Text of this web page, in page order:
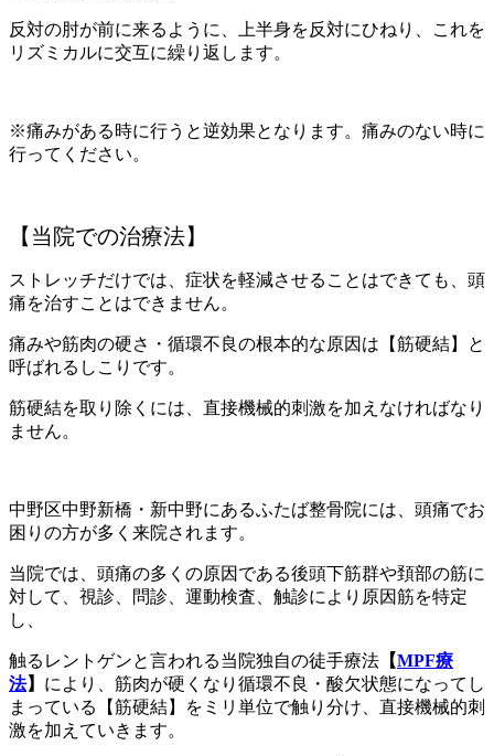
反対の肘が前に来るように、上半身を反対にひねり、これを
リズミカルに交互に繰り返します。
※痛みがある時に行うと逆効果となります。痛みのない時に
行ってください。
【当院での治療法】
ストレッチだけでは、症状を軽減させることはできても、頭
痛を治すことはできません。
痛みや筋肉の硬さ・循環不良の根本的な原因は【筋硬結】と
呼ばれるしこりです。
筋硬結を取り除くには、直接機械的刺激を加えなければなり
ません。
中野区中野新橋・新中野にあるふたば整骨院には、頭痛でお
困りの方が多く来院されます。
当院では、頭痛の多くの原因である後頭下筋群や頚部の筋に
対して、視診、問診、運動検査、触診により原因筋を特定
し、
触るレントゲンと言われる当院独自の徒手療法 【MPF療
法】 により、筋肉が硬くなり循環不良・酸欠状態になってし
まっている【筋硬結】をミリ単位で触り分け、直接機械的刺
激を加えていきます。